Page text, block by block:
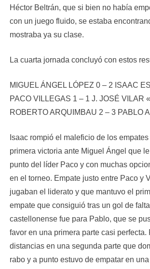
Héctor Beltrán, que si bien no había
con un juego fluido, se estaba
mostraba ya su clase.
La cuarta jornada concluyó con estos
MIGUEL ÁNGEL LÓPEZ 0 – 2 ISAAC
PACO VILLEGAS 1 – 1 J. JOSÉ VILAR
ROBERTO ARQUIMBAU 2 – 3 PABLO
Isaac rompió el maleficio de los
primera victoria ante Miguel Ángel que
punto del líder Paco y con muchas
en el torneo. Empate justo entre Paco y
jugaban el liderato y que mantuvo el
empate que consiguió tras un gol de
castellonense fue para Pablo, que se
favor en una primera parte casi perfecta.
distancias en una segunda parte que
rabo y a punto estuvo de empatar en